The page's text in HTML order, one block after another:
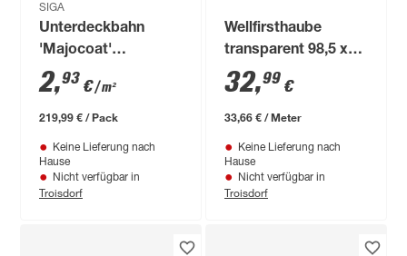
SIGA
Unterdeckbahn
'Majocoat'
blau/schwarz 75 m²
2,93 €/ m²
219,99 € / Pack
Keine Lieferung nach
Hause
Nicht verfügbar in
Troisdorf
Wellfirsthaube
transparent 98,5 x
15 x 15 cm
32,99 €
33,66 € / Meter
Keine Lieferung nach
Hause
Nicht verfügbar in
Troisdorf